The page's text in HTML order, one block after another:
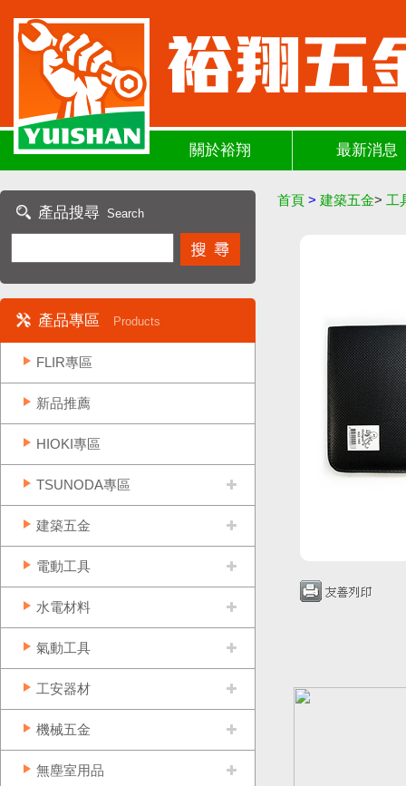
關於裕翔 最新消息
產品搜尋 Search
產品專區 Products
FLIR專區
新品推薦
HIOKI專區
TSUNODA專區
建築五金
電動工具
水電材料
氣動工具
工安器材
機械五金
無塵室用品
首頁 > 建築五金> 工